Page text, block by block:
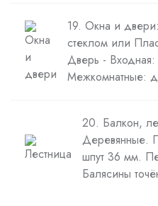
19. Окна и
стеклом или
Дверь - Входная:
Межкомнатные:
20. Балкон,
Деревянные.
шпут 36 мм.
Балясины